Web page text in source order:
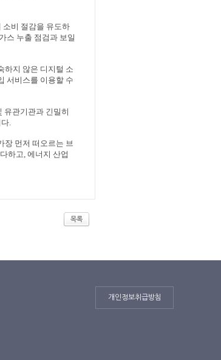
소비 절감을 유도하
스 누출 점검과 보일
하지 않은 디지털 소
서비스를 이용할 수
유관기관과 긴밀히
.
장 먼저 떠오르는 브
하고, 에너지 산업
목록
개인정보취급방침